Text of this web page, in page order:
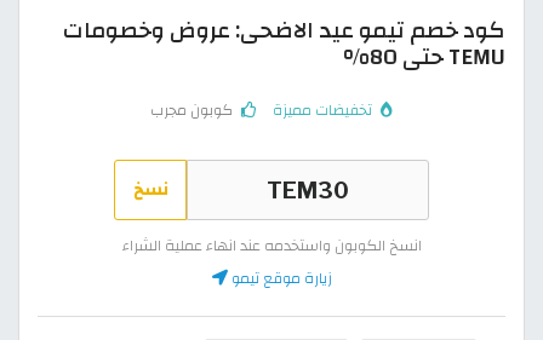
كود خصم تيمو عيد الاضحى: عروض وخصومات
TEMU حتى 80%
تخفيضات مميزة كوبون مجرب
نسخ
انسخ الكوبون واستخدمه عند انهاء عملية الشراء
زيارة موقع تيمو